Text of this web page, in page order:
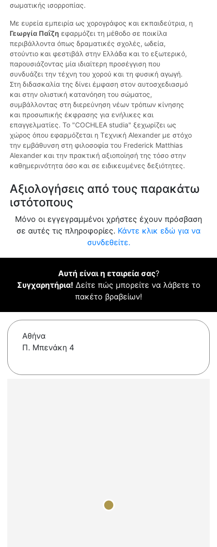
σωματικής ισορροπίας.
Με ευρεία εμπειρία ως χορογράφος και εκπαιδεύτρια, η
Γεωργία Παΐζη εφαρμόζει τη μέθοδο σε ποικίλα
περιβάλλοντα όπως δραματικές σχολές, ωδεία,
στούντιο και φεστιβάλ στην Ελλάδα και το εξωτερικό,
παρουσιάζοντας μία ιδιαίτερη προσέγγιση που
συνδυάζει την τέχνη του χορού και τη φυσική αγωγή.
Στη διδασκαλία της δίνει έμφαση στον αυτοσχεδιασμό
και στην ολιστική κατανόηση του σώματος,
συμβάλλοντας στη διερεύνηση νέων τρόπων κίνησης
και προσωπικής έκφρασης για ενήλικες και
επαγγελματίες. Το "COCHLEA studia" ξεχωρίζει ως
χώρος όπου εφαρμόζεται η Τεχνική Alexander με στόχο
την εμβάθυνση στη φιλοσοφία του Frederick Matthias
Alexander και την πρακτική αξιοποίησή της τόσο στην
καθημερινότητα όσο και σε ειδικευμένες δεξιότητες.
Αξιολογήσεις από τους παρακάτω
ιστότοπους
Μόνο οι εγγεγραμμένοι χρήστες έχουν πρόσβαση
σε αυτές τις πληροφορίες. Κάντε κλικ εδώ για να
συνδεθείτε.
Αυτή είναι η εταιρεία σας?
Συγχαρητήρια! Δείτε πώς μπορείτε να λάβετε το
πακέτο βραβείων!
Αθήνα
Π. Μπενάκη 4